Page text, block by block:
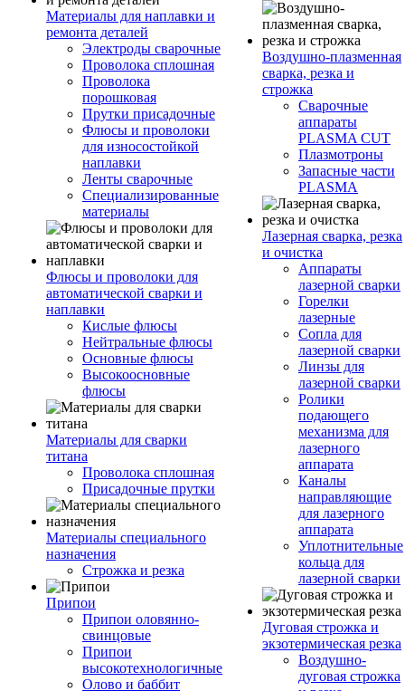
Материалы для наплавки и
ремонта деталей
Электроды сварочные
Проволока сплошная
Проволока
порошковая
Прутки присадочные
Флюсы и проволоки
для износостойкой
наплавки
Ленты сварочные
Специализированные
материалы
Флюсы и проволоки для
автоматической сварки и
наплавки
Кислые флюсы
Нейтральные флюсы
Основные флюсы
Высокоосновные
флюсы
Материалы для сварки
титана
Проволока сплошная
Присадочные прутки
Материалы специального
назначения
Строжка и резка
Припои
Припои оловянно-
свинцовые
Припои
высокотехнологичные
Олово и баббит
Воздушно-плазменная
сварка, резка и
строжка
Сварочные
аппараты
PLASMA CUT
Плазмотроны
Запасные части
PLASMA
Лазерная сварка, резка
и очистка
Аппараты
лазерной сварки
Горелки
лазерные
Сопла для
лазерной сварки
Линзы для
лазерной сварки
Ролики
подающего
механизма для
лазерного
аппарата
Каналы
направляющие
для лазерного
аппарата
Уплотнительные
кольца для
лазерной сварки
Дуговая строжка и
экзотермическая резка
Воздушно-
дуговая строжка